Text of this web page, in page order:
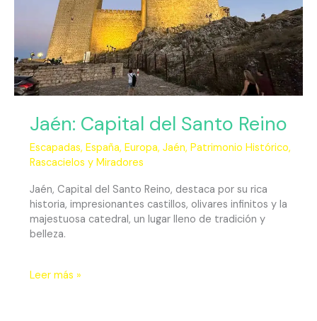
Jaén: Capital del Santo Reino
Escapadas, España, Europa, Jaén, Patrimonio Histórico,
Rascacielos y Miradores
Jaén, Capital del Santo Reino, destaca por su rica
historia, impresionantes castillos, olivares infinitos y la
majestuosa catedral, un lugar lleno de tradición y
belleza.
Leer más »